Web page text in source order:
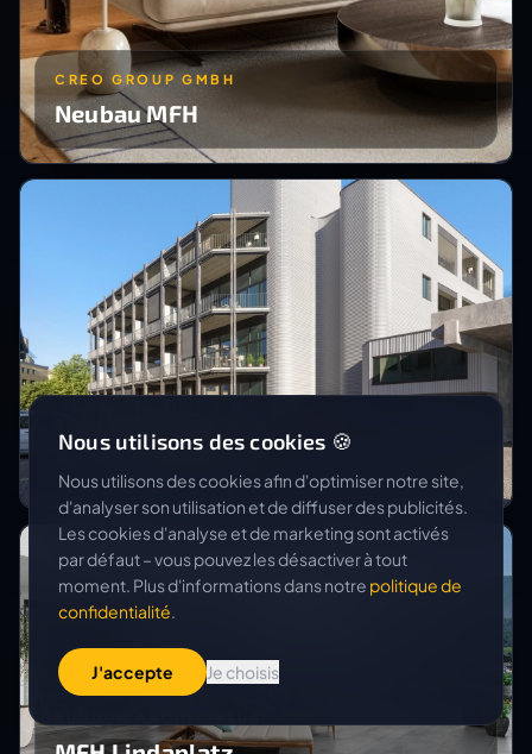
CREO GROUP GMBH
Neubau MFH
Aareckstrasse
Nous utilisons des cookies 🍪
Nous utilisons des cookies afin d'optimiser notre site,
d'analyser son utilisation et de diffuser des publicités.
Les cookies d'analyse et de marketing sont activés
par défaut – vous pouvez les désactiver à tout
moment. Plus d'informations dans notre politique de
confidentialité.
J'accepte Je choisis